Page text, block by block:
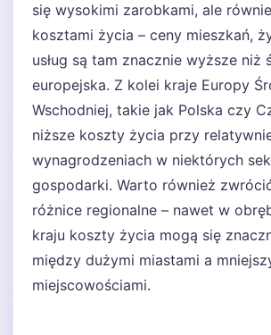
się wysokimi zarobkami, ale
kosztami życia – ceny mieszkań,
usług są tam znacznie wyższe niż
europejska. Z kolei kraje Europy
Wschodniej, takie jak Polska czy
niższe koszty życia przy
wynagrodzeniach w niektórych
gospodarki. Warto również
różnice regionalne – nawet w
kraju koszty życia mogą się
między dużymi miastami a
miejscowościami.